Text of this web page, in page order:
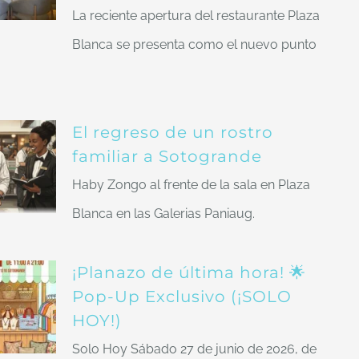
La reciente apertura del restaurante Plaza
Blanca se presenta como el nuevo punto
El regreso de un rostro
familiar a Sotogrande
Haby Zongo al frente de la sala en Plaza
Blanca en las Galerias Paniaug.
¡Planazo de última hora! 🌟
Pop-Up Exclusivo (¡SOLO
HOY!)
Solo Hoy Sábado 27 de junio de 2026, de